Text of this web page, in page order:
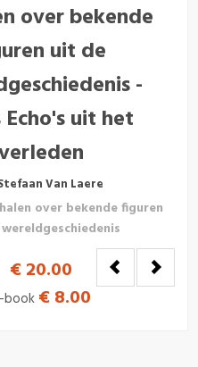
over bekende
uit de
-
uit het
Van Laere
over bekende figuren
€ 20.00
book € 8.00